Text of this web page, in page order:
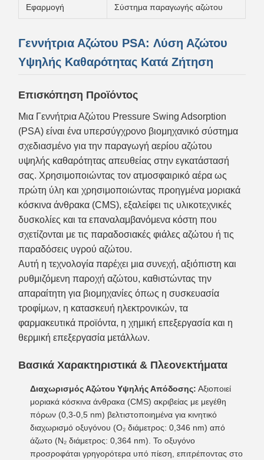
Εφαρμογή Σύστημα παραγωγής αζώτου
Γεννήτρια Αζώτου PSA: Λύση Αζώτου
Υψηλής Καθαρότητας Κατά Ζήτηση
Επισκόπηση Προϊόντος
Μια Γεννήτρια Αζώτου Pressure Swing Adsorption
(PSA) είναι ένα υπερσύγχρονο βιομηχανικό σύστημα
σχεδιασμένο για την παραγωγή αερίου αζώτου
υψηλής καθαρότητας απευθείας στην εγκατάστασή
σας. Χρησιμοποιώντας τον ατμοσφαιρικό αέρα ως
πρώτη ύλη και χρησιμοποιώντας προηγμένα μοριακά
κόσκινα άνθρακα (CMS), εξαλείφει τις υλικοτεχνικές
δυσκολίες και τα επαναλαμβανόμενα κόστη που
σχετίζονται με τις παραδοσιακές φιάλες αζώτου ή τις
παραδόσεις υγρού αζώτου.
Αυτή η τεχνολογία παρέχει μια συνεχή, αξιόπιστη και
ρυθμιζόμενη παροχή αζώτου, καθιστώντας την
απαραίτητη για βιομηχανίες όπως η συσκευασία
τροφίμων, η κατασκευή ηλεκτρονικών, τα
φαρμακευτικά προϊόντα, η χημική επεξεργασία και η
θερμική επεξεργασία μετάλλων.
Βασικά Χαρακτηριστικά & Πλεονεκτήματα
Διαχωρισμός Αζώτου Υψηλής Απόδοσης: Αξιοποιεί
μοριακά κόσκινα άνθρακα (CMS) ακριβείας με μεγέθη
πόρων (0,3-0,5 nm) βελτιστοποιημένα για κινητικό
διαχωρισμό οξυγόνου (O₂ διάμετρος: 0,346 nm) από
άζωτο (N₂ διάμετρος: 0,364 nm). Το οξυγόνο
προσροφάται γρηγορότερα υπό πίεση, επιτρέποντας στο